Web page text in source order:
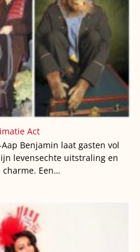
Act
Benjamin laat gasten vol
levensechte uitstraling en
Een…